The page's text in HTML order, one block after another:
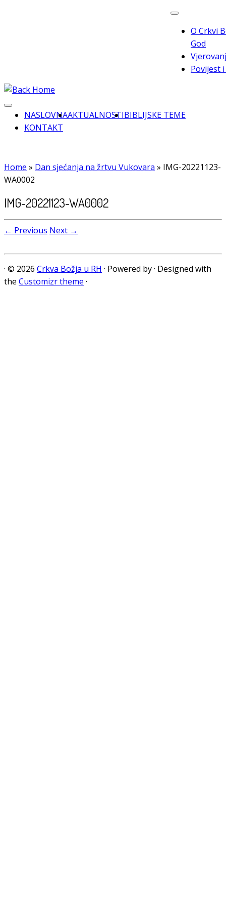
O Crkvi
God
Povijest
NASLOVNAAKTUALNOSTIBIBLIJSKE TEME
KONTAKT
Home » Dan sjećanja na žrtvu Vukovara » IMG-20221123-
WA0002
IMG-20221123-WA0002
← Previous Next →
· © 2026 Crkva Božja u RH · Powered by· Designed with
the Customizr theme ·